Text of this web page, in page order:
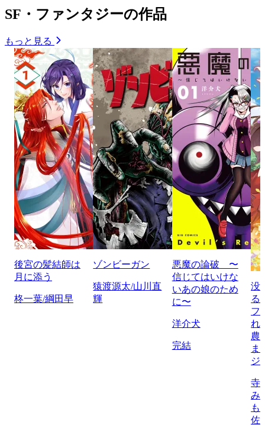
SF・ファンタジーの作品
もっと見る
後宮の髪結師は
月に添う
柊一葉/綱田早
ゾンビーガン
猿渡源太/山川直
輝
悪魔の論破 〜
信じてはいけな
いあの娘のため
に〜
洋介犬
完結
没
る
フ
れ
農
ま
ジ
寺
み
も
佐